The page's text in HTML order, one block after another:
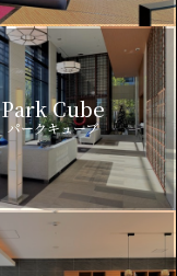
Park Cube
パークキューブ